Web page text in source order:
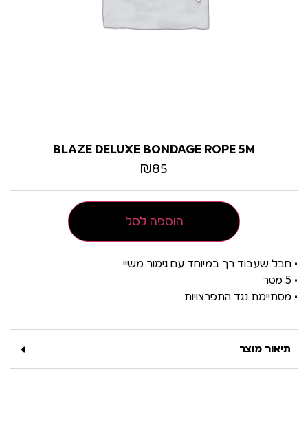
BLAZE DELUXE BONDAGE ROPE 5M
₪85
הוספה לסל
• חבל שעבוד רך במיוחד עם גימור משיי
• 5 מטר
• מסתיימת נגד התפרצויות
תיאור מוצר